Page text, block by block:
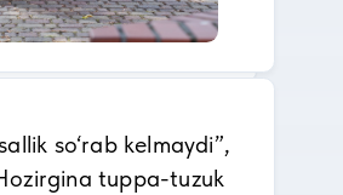
so‘rab kelmaydi”,
tuppa-tuzuk